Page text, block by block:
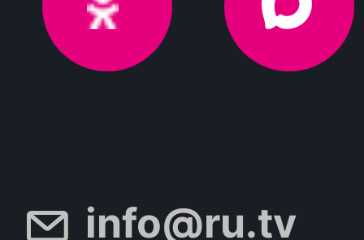
info@ru.tv